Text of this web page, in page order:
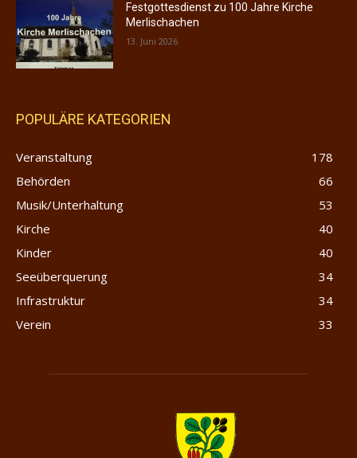
Festgottesdienst zu 100 Jahre Kirche
Merlischachen
13. Juni 2026
POPULÄRE KATEGORIEN
Veranstaltung
178
Behörden
66
Musik/Unterhaltung
53
Kirche
40
Kinder
40
Seeüberquerung
34
Infrastruktur
34
Verein
33